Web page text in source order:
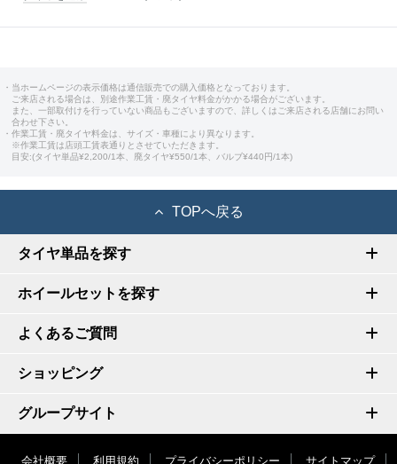
・当ホームページの表示価格は通信販売での購入価格となっております。
ご来店される場合は、別途作業工賃・廃タイヤ料金がかかる場合がございます。
また、一部取付けを行っていない商品もございますので、詳しくはご来店される店舗にお問い
合わせ下さい。
・作業工賃・廃タイヤ料金は、サイズ・車種により異なります。
※作業工賃は店頭工賃表通りとさせていただきます。
目安:(タイヤ単品¥2,200/1本、廃タイヤ¥550/1本、バルブ¥440円/1本)
TOPへ戻る
タイヤ単品を探す
ホイールセットを探す
よくあるご質問
ショッピング
グループサイト
会社概要 利用規約 プライバシーポリシー サイトマップ